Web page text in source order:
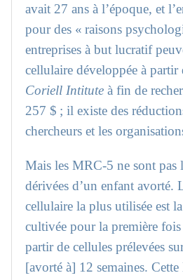
avait 27 ans à l’époque, et
pour des « raisons
entreprises à but lucratif
cellulaire développée à partir
Coriell Intitute à fin de
257 $ ; il existe des
chercheurs et les
Mais les MRC-5 ne sont pas
dérivées d’un enfant avorté.
cellulaire la plus utilisée est
cultivée pour la première
partir de cellules prélevées
[avorté à] 12 semaines. Cette